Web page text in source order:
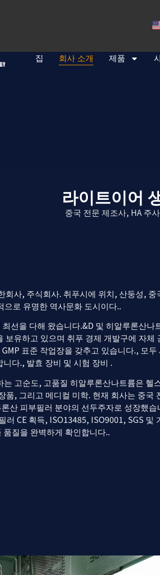
집 회사 소개 제품
라이트이어
중국 전문 제조사, HA 주
회사, 주식회사. 취푸시에 위치, 산둥성, 중
으로 유명한 역사문화 도시이다..
선을 다해 왔습니다.&D 및 히알루론산나
보유하고 있으며 취푸 경제 개발구에 자체
표준 작업장을 갖추고 있습니다., 모두
다., 발효 장비 및 시험 장비 .
는 고순도, 고품질 히알루론산나트륨은 헬
품, 그리고 메디컬 미학. 현재 회사는 중국
산 피부필러 분야의 선두주자로 성장했습
러 CE 획득, ISO13485, ISO9001, SGS 및
질을 완벽하게 확인합니다..